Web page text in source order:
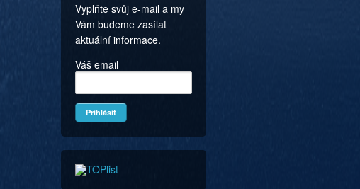
Vyplňte svůj e-mail a my
Vám budeme zasílat
aktuální informace.
Váš email